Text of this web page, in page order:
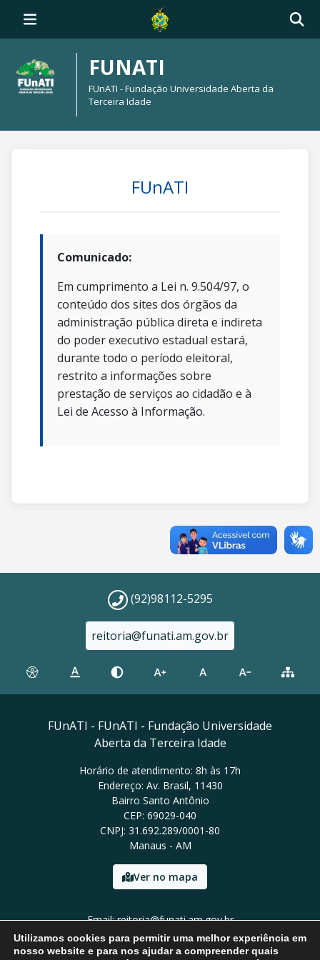
FUNATI
FUnATI - Fundação Universidade Aberta da
Terceira Idade
FUnATI
Comunicado:
Em cumprimento a Lei n. 9.504/97, o
conteúdo dos sites dos órgãos da
administração pública direta e indireta
do poder executivo estadual estará,
durante todo o período eleitoral,
restrito a informações sobre
prestação de serviços ao cidadão e à
Lei de Acesso à Informação.
(92)98112-5295
reitoria@funati.am.gov.br
FUnATI - FUnATI - Fundação Universidade
Aberta da Terceira Idade
Horário de atendimento: 8h às 17h
Endereço: Av. Brasil, 11430
Bairro Santo Antônio
CEP: 69029-040
CNPJ: 31.692.289/0001-80
Manaus - AM
Ver no mapa
Email: reitoria@funati.am.gov.br
Tel: (92)98112-5295
Utilizamos cookies para permitir uma melhor experiência em
nosso website e para nos ajudar a compreender quais